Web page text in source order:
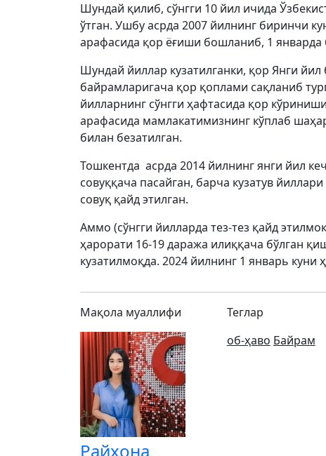
Шундай қилиб, сўнгги 10 йил ичида
ўтган. Ушбу асрда 2007 йилнинг биринчи
арафасида қор ёғиши бошланиб, 1 январда
Шундай йиллар кузатилганки, қор Янги
байрамларигача қор қоплами сақланиб
йилларнинг сўнгги ҳафтасида қор
арафасида мамлакатимизнинг кўплаб
билан безатилган.
Тошкентда асрда 2014 йилнинг янги йил
совуққача пасайган, барча кузатув
совуқ қайд этилган.
Аммо (сўнгги йилларда тез-тез қайд
ҳарорати 16-19 даража илиққача бўлган
кузатилмоқда. 2024 йилнинг 1 январь куни
Мақола муаллифи
Райҳона
Теглар
об-ҳаво Байрам